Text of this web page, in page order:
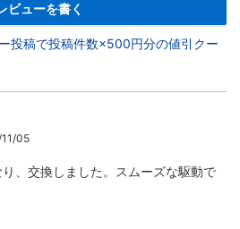
ビューを書く
投稿で投稿件数×500円分の値引クー
5
05
、交換しました。スムーズな駆動で